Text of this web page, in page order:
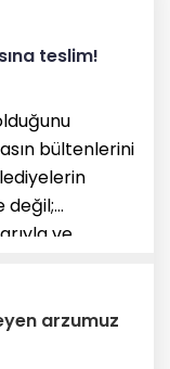
teslim!
bültenlerini
değil;
ve
arzumuz